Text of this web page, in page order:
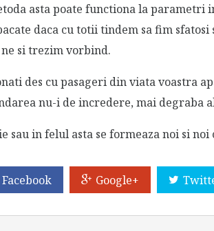
asta poate functiona la parametri
daca cu totii tindem sa fim
si trezim vorbind.
des cu pasageri din viata voastra
nu-i de incredere, mai degraba
sau in felul asta se formeaza noi si
Google+